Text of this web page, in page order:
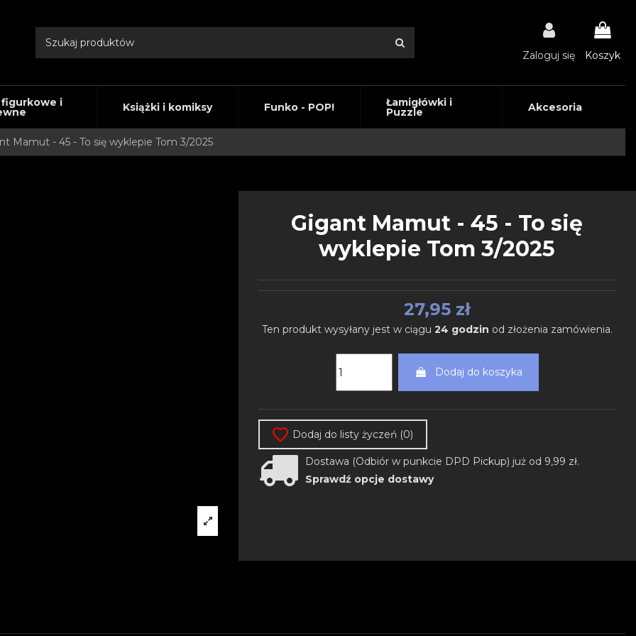
Zaloguj się Koszyk
figurkowe i Książki i komiksy Funko - POP! Łamigłówki i
Puzzle Akcesoria
Mamut - 45 - To się wyklepie Tom 3/2025
Gigant Mamut - 45 - To się
wyklepie Tom 3/2025
27,95 zł
Ten produkt wysyłany jest w ciągu 24 godzin od złożenia zamówienia.
Dodaj do koszyka
Dodaj do listy życzeń (0)
Dostawa (Odbiór w punkcie DPD Pickup) już od 9,99 zł.
Sprawdź opcje dostawy